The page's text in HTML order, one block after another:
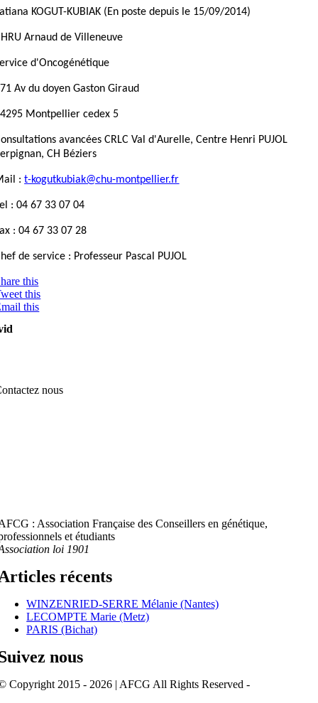
KOGUT-KUBIAK (En poste depuis le 15/09/2014)
Arnaud de Villeneuve
d'Oncogénétique
Av du doyen Gaston Giraud
Montpellier cedex 5
avancées CRLC Val d'Aurelle, Centre Henri PUJOL
CH Béziers
:t-kogutkubiak@chu-montpellier.fr
: 04 67 33 07 04
: 04 67 33 07 28
de service : Professeur Pascal PUJOL
this
this
this
nous
: Association Française des Conseillers en génétique,
et étudiants
loi 1901
récents
WINZENRIED-SERRE Mélanie (Nantes)
LECOMPTE Marie (Metz)
PARIS (Bichat)
nous
Copyright 2015 - 2026 | AFCG All Rights Reserved -